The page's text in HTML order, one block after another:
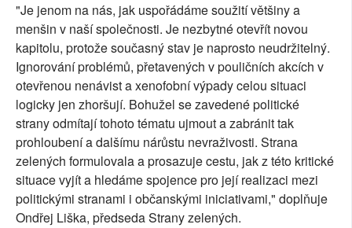
"Je jenom na nás, jak uspořádáme soužití většiny a
menšin v naší společnosti. Je nezbytné otevřít novou
kapitolu, protože současný stav je naprosto neudržitelný.
Ignorování problémů, přetavených v pouličních akcích v
otevřenou nenávist a xenofobní výpady celou situaci
logicky jen zhoršují. Bohužel se zavedené politické
strany odmítají tohoto tématu ujmout a zabránit tak
prohloubení a dalšímu nárůstu nevraživosti. Strana
zelených formulovala a prosazuje cestu, jak z této kritické
situace vyjít a hledáme spojence pro její realizaci mezi
politickými stranami i občanskými iniciativami," doplňuje
Ondřej Liška, předseda Strany zelených.